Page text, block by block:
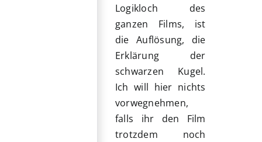
Logikloch des
ganzen Films, ist
die Auflösung, die
Erklärung der
schwarzen Kugel.
Ich will hier nichts
vorwegnehmen,
falls ihr den Film
trotzdem noch